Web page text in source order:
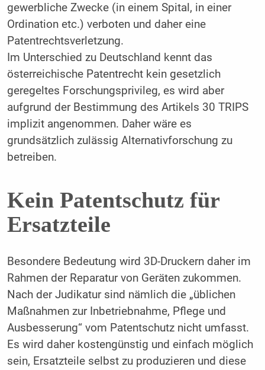
gewerbliche Zwecke (in einem Spital, in einer
Ordination etc.) verboten und daher eine
Patentrechtsverletzung.
Im Unterschied zu Deutschland kennt das
österreichische Patentrecht kein gesetzlich
geregeltes Forschungsprivileg, es wird aber
aufgrund der Bestimmung des Artikels 30 TRIPS
implizit angenommen. Daher wäre es
grundsätzlich zulässig Alternativforschung zu
betreiben.
Kein Patentschutz für
Ersatzteile
Besondere Bedeutung wird 3D-Druckern daher im
Rahmen der Reparatur von Geräten zukommen.
Nach der Judikatur sind nämlich die „üblichen
Maßnahmen zur Inbetriebnahme, Pflege und
Ausbesserung“ vom Patentschutz nicht umfasst.
Es wird daher kostengünstig und einfach möglich
sein, Ersatzteile selbst zu produzieren und diese